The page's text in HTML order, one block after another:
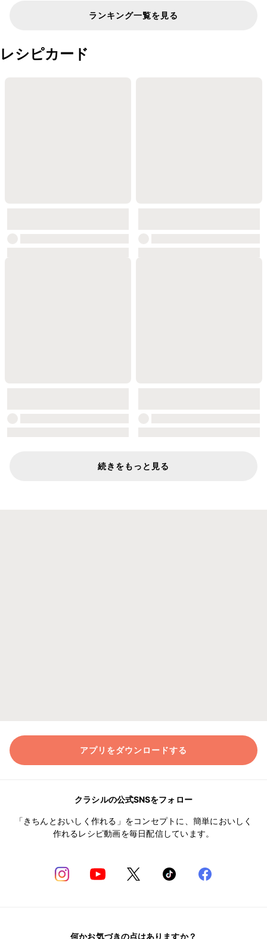
ランキング一覧を見る
レシピカード
続きをもっと見る
アプリをダウンロードする
クラシルの公式SNSをフォロー
「きちんとおいしく作れる」をコンセプトに、簡単においしく
作れるレシピ動画を毎日配信しています。
何かお気づきの点はありますか？